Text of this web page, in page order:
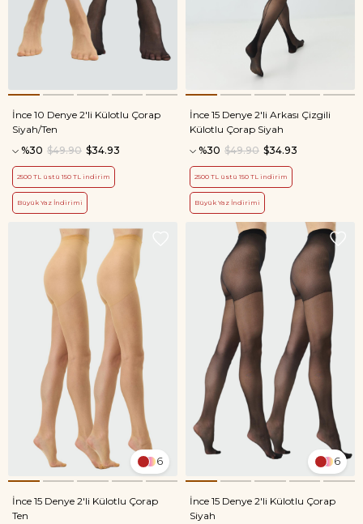
İnce 10 Denye 2'li Külotlu Çorap
Siyah/Ten
%30
$34.93
$49.90
2500 TL üstü 150 TL indirim
Büyük Yaz İndirimi
İnce 15 Denye 2'li Arkası Çizgili
Külotlu Çorap Siyah
%30
$34.93
$49.90
2500 TL üstü 150 TL indirim
Büyük Yaz İndirimi
6
İnce 15 Denye 2'li Külotlu Çorap
Ten
6
İnce 15 Denye 2'li Külotlu Çorap
Siyah